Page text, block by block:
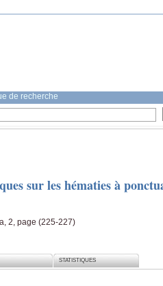
de recherche
sur les hématies à
2, page (225-227)
STATISTIQUES